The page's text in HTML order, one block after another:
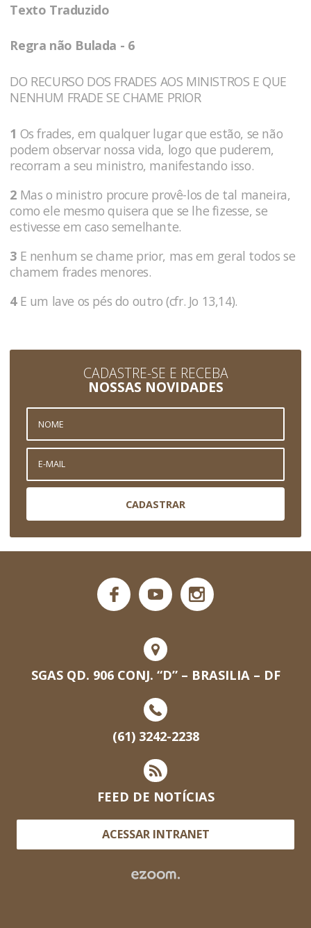
Texto Traduzido
Regra não Bulada - 6
DO RECURSO DOS FRADES AOS MINISTROS E QUE
NENHUM FRADE SE CHAME PRIOR
1 Os frades, em qualquer lugar que estão, se não
podem observar nossa vida, logo que puderem,
recorram a seu ministro, manifestando isso.
2 Mas o ministro procure provê-los de tal maneira,
como ele mesmo quisera que se lhe fizesse, se
estivesse em caso semelhante.
3 E nenhum se chame prior, mas em geral todos se
chamem frades menores.
4E um lave os pés do outro (cfr. Jo 13,14).
CADASTRE-SE E RECEBA
NOSSAS NOVIDADES
CADASTRAR
SGAS QD. 906 CONJ. “D” – BRASILIA – DF
(61) 3242-2238
FEED DE NOTÍCIAS
ACESSAR INTRANET